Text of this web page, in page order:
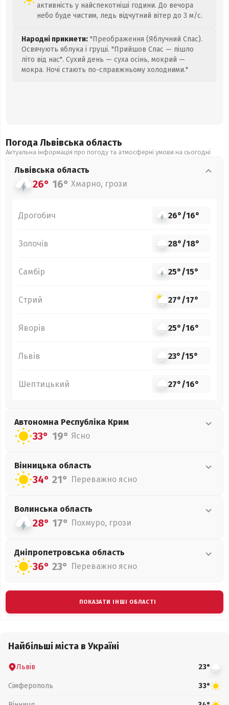
активність у найспекотніші години. До вечора
небо буде чистим, ледь відчутний вітер до 3 м/с.
Народні прикмети: "Преображення (Яблучний Спас).
Освячують яблука і груші. "Прийшов Спас — пішло
літо від нас". Сухий день — суха осінь, мокрий —
мокра. Ночі стають по-справжньому холодними."
Погода Львівська область
Актуальна інформація про погоду та атмосферні умови на сьогодні
Львівська область
26° 16° Хмарно, грози
Дрогобич 26°/16°
Золочів 28°/18°
Самбір 25°/15°
Стрий 27°/17°
Яворів 25°/16°
Львів 23°/15°
Шептицький 27°/16°
Автономна Республіка Крим
33° 19° Ясно
Вінницька область
34° 21° Переважно ясно
Волинська область
28° 17° Похмуро, грози
Дніпропетровська область
36° 23° Переважно ясно
ПОКАЗАТИ ІНШІ ОБЛАСТІ
Найбільші міста в Україні
Львів 23°
Сімферополь 33°